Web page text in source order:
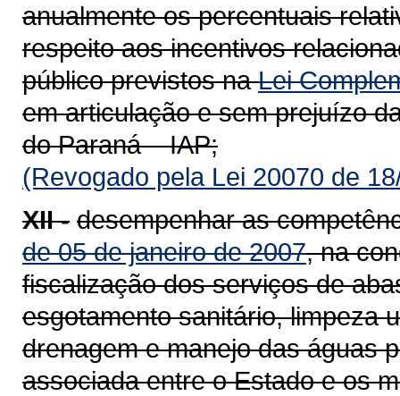
anualmente os percentuais
respeito aos incentivos
público previstos naLei
em articulação e sem prejuízo
do Paraná – IAP;
(Revogado pela Lei 20070 de
XII - desempenhar as
de 05 de janeiro de 2007, na
fiscalização dos serviços de
esgotamento sanitário, limpeza
drenagem e manejo das águas
associada entre o Estado e os